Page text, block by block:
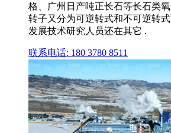
格、广州日产吨正长石等长石类
转子又分为可逆转式和不可逆转
发展技术研究人员还在其它 .
联系电话: 180 3780 8511